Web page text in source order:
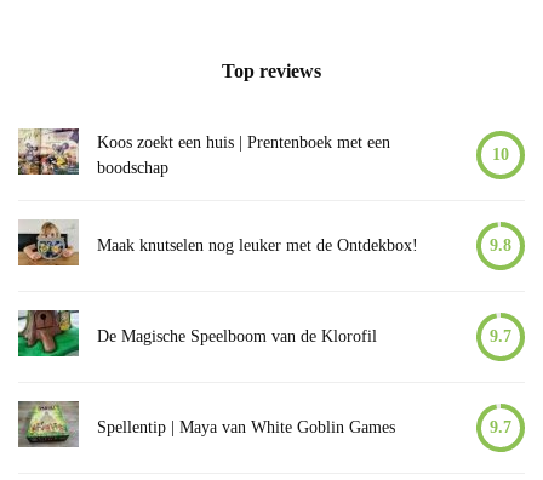
Top reviews
Koos zoekt een huis | Prentenboek met een
boodschap
10
Maak knutselen nog leuker met de Ontdekbox! 9.8
De Magische Speelboom van de Klorofil 9.7
Spellentip | Maya van White Goblin Games 9.7